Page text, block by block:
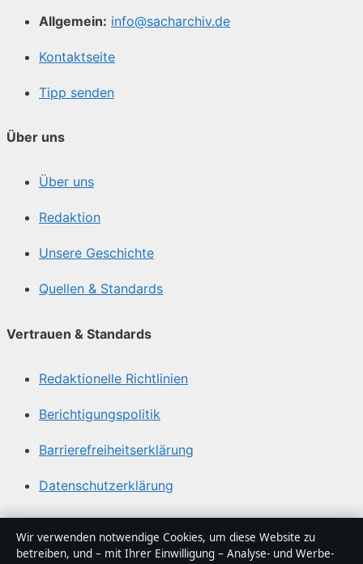
Allgemein: info@sacharchiv.de
Kontaktseite
Tipp senden
Über uns
Über uns
Redaktion
Unsere Geschichte
Quellen & Standards
Vertrauen & Standards
Redaktionelle Richtlinien
Berichtigungspolitik
Barrierefreiheitserklärung
Datenschutzerklärung
Über Sacharchiv in Kürze
Wir verwenden notwendige Cookies, um diese Website zu
betreiben, und – mit Ihrer Einwilligung – Analyse- und Werbe-